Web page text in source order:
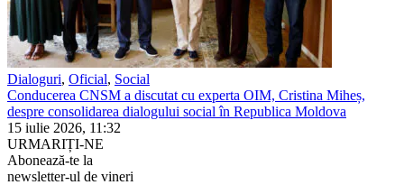
Dialoguri, Oficial, Social
Conducerea CNSM a discutat cu experta OIM, Cristina Miheș,
despre consolidarea dialogului social în Republica Moldova
15 iulie 2026, 11:32
URMARIȚI-NE
Abonează-te la
newsletter-ul de vineri